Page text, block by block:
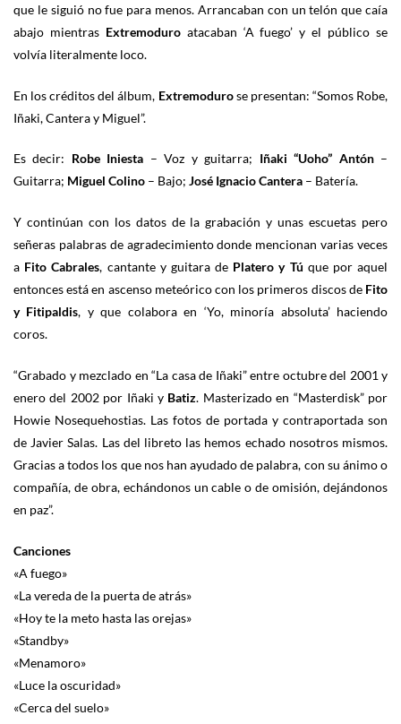
que le siguió no fue para menos. Arrancaban con un telón que caía
abajo mientras Extremoduroatacaban ‘A fuego’ y el público se
volvía literalmente loco.
En los créditos del álbum, Extremodurose presentan: “Somos Robe,
Iñaki, Cantera y Miguel”.
Es decir: Robe Iniesta – Voz y guitarra; Iñaki “Uoho” Antón–
Guitarra; Miguel Colino – Bajo; José Ignacio Cantera – Batería.
Y continúan con los datos de la grabación y unas escuetas pero
señeras palabras de agradecimiento donde mencionan varias veces
a Fito Cabrales, cantante y guitara de Platero y Tú que por aquel
entonces está en ascenso meteórico con los primeros discos de Fito
y Fitipaldis, y que colabora en ‘Yo, minoría absoluta’ haciendo
coros.
“Grabado y mezclado en “La casa de Iñaki” entre octubre del 2001 y
enero del 2002 por Iñaki y Batiz. Masterizado en “Masterdisk” por
Howie Nosequehostias. Las fotos de portada y contraportada son
de Javier Salas. Las del libreto las hemos echado nosotros mismos.
Gracias a todos los que nos han ayudado de palabra, con su ánimo o
compañía, de obra, echándonos un cable o de omisión, dejándonos
en paz”.
Canciones
«A fuego»
«La vereda de la puerta de atrás»
«Hoy te la meto hasta las orejas»
«Standby»
«Menamoro»
«Luce la oscuridad»
«Cerca del suelo»